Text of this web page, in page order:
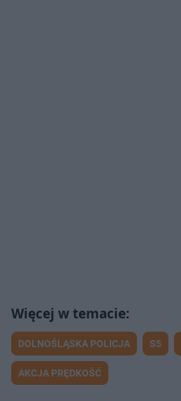
DOLNOŚLĄSKA POLICJA S5
AKCJA PRĘDKOŚĆ